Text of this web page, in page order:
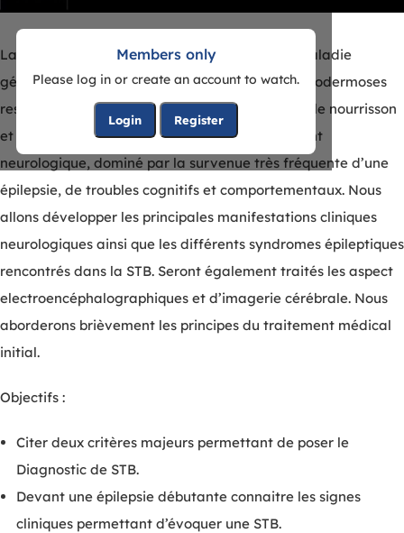
Members only
Please log in or create an account to watch.
Login Register
La sclérose tubéreuse de Bourneville est une maladie
génétique appartenant au groupe des neuroectodermoses
responsable d’atteintes multisystémiques. Chez le nourrisson
et l’enfant le tableau clinique est essentiellement
neurologique, dominé par la survenue très fréquente d’une
épilepsie, de troubles cognitifs et comportementaux. Nous
allons développer les principales manifestations cliniques
neurologiques ainsi que les différents syndromes épileptiques
rencontrés dans la STB. Seront également traités les aspect
electroencéphalographiques et d’imagerie cérébrale. Nous
aborderons brièvement les principes du traitement médical
initial.
Objectifs :
Citer deux critères majeurs permettant de poser le
Diagnostic de STB.
Devant une épilepsie débutante connaitre les signes
cliniques permettant d’évoquer une STB.